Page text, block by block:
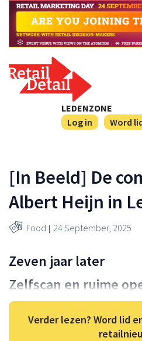
LEDENZONE
Log in
Word
[In Beeld] De
Albert Heijn in
Food 24 September, 2025
Zeven jaar later
Zelfscan en ruime
Verder lezen? Word lid